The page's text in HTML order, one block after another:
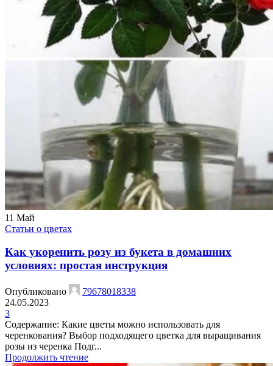
11 Май
Статьи о цветах
Как укоренить розу из букета в домашних
условиях: простая инструкция
Опубликовано
79678018338
24.05.2023
3
Содержание: Какие цветы можно использовать для
черенкования? Выбор подходящего цветка для выращивания
розы из черенка Подг...
Продолжить чтение